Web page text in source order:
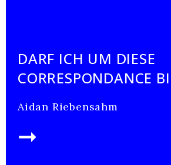
DARF ICH UM DIESE
CORRESPONDANCE
Aidan Riebensahm
➞